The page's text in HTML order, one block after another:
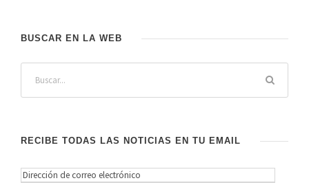
BUSCAR EN LA WEB
RECIBE TODAS LAS NOTICIAS EN TU EMAIL
D